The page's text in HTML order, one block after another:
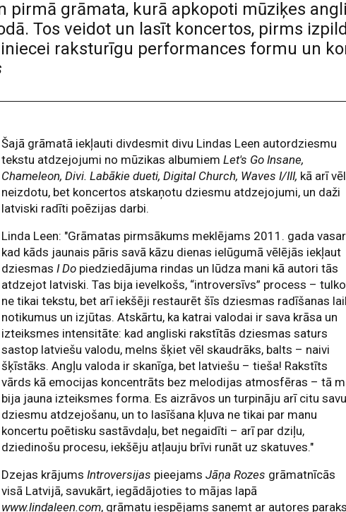
pirmā grāmata, kurā apkopoti mūziķes
Tos veidot un lasīt koncertos, pirms
raksturīgu performances formu un
Šajā grāmatā iekļauti divdesmit divu Lindas Leen autordziesmu
tekstu atdzejojumi no mūzikas albumiemLet's Go Insane,
Chameleon, Divi. Labākie dueti, Digital Church, Waves I/III, kā arī vēl
neizdotu, bet koncertos atskaņotu dziesmu atdzejojumi, un daži
latviski radīti poēzijas darbi.
Linda Leen: "Grāmatas pirmsākums meklējams 2011. gada
kad kāds jaunais pāris savā kāzu dienas ielūgumā vēlējās iekļaut
dziesmasI Do piedziedājuma rindas un lūdza mani kā autori tās
atdzejot latviski. Tas bija ievelkošs, “introversīvs” process –
ne tikai tekstu, bet arī iekšēji restaurēt šīs dziesmas radīšanas
notikumus un izjūtas. Atskārtu, ka katrai valodai ir sava krāsa un
izteiksmes intensitāte: kad angliski rakstītās dziesmas saturs
sastop latviešu valodu, melns šķiet vēl skaudrāks, balts – naivi
šķīstāks. Angļu valoda ir skanīga, bet latviešu – tieša! Rakstīts
vārds kā emocijas koncentrāts bez melodijas atmosfēras – tā
bija jauna izteiksmes forma. Es aizrāvos un turpināju arī citu savu
dziesmu atdzejošanu, un to lasīšana kļuva ne tikai par manu
koncertu poētisku sastāvdaļu, bet negaidīti – arī par dziļu,
dziedinošu procesu, iekšēju atļauju brīvi runāt uz skatuves."
Dzejas krājums Introversijas pieejamsJāņa Rozes grāmatnīcās
visā Latvijā, savukārt, iegādājoties to mājas lapā
www.lindaleen.com, grāmatu iespējams saņemt ar autores